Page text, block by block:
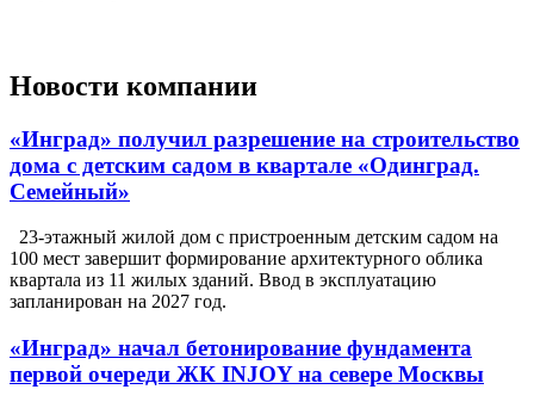
Новости компании
«Инград» получил разрешение на строительство
дома с детским садом в квартале «Одинград.
Семейный»
23-этажный жилой дом с пристроенным детским садом на
100 мест завершит формирование архитектурного облика
квартала из 11 жилых зданий. Ввод в эксплуатацию
запланирован на 2027 год.
«Инград» начал бетонирование фундамента
первой очереди ЖК INJOY на севере Москвы